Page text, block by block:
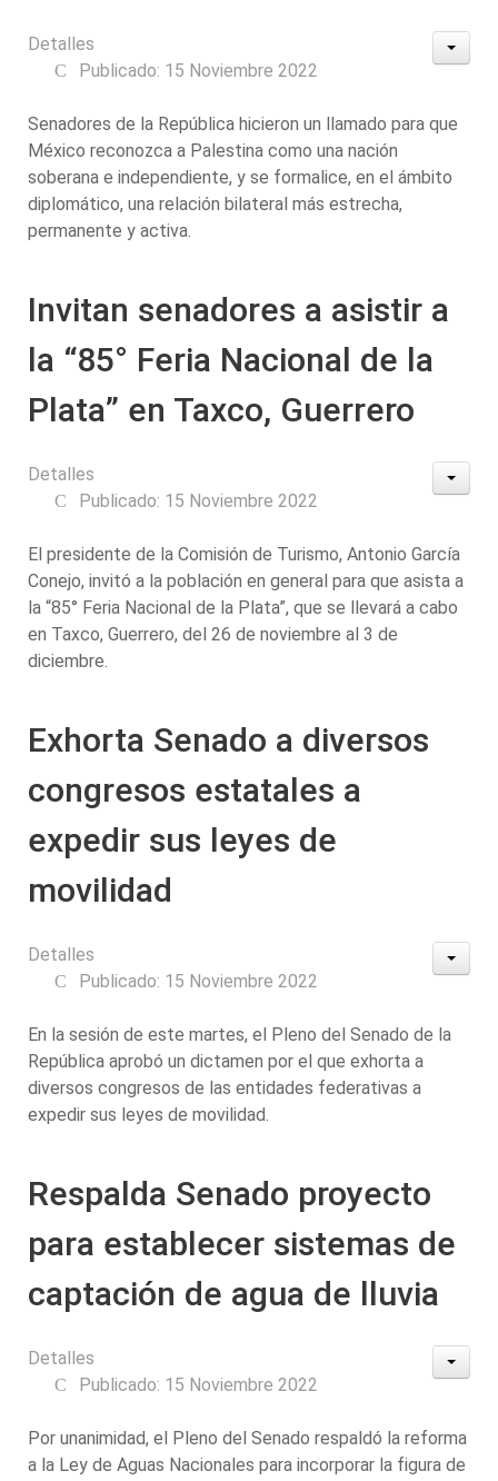
Detalles
Publicado: 15 Noviembre 2022
Senadores de la República hicieron un llamado para que
México reconozca a Palestina como una nación
soberana e independiente, y se formalice, en el ámbito
diplomático, una relación bilateral más estrecha,
permanente y activa.
Invitan senadores a asistir a
la “85° Feria Nacional de la
Plata” en Taxco, Guerrero
Detalles
Publicado: 15 Noviembre 2022
El presidente de la Comisión de Turismo, Antonio García
Conejo, invitó a la población en general para que asista a
la “85° Feria Nacional de la Plata”, que se llevará a cabo
en Taxco, Guerrero, del 26 de noviembre al 3 de
diciembre.
Exhorta Senado a diversos
congresos estatales a
expedir sus leyes de
movilidad
Detalles
Publicado: 15 Noviembre 2022
En la sesión de este martes, el Pleno del Senado de la
República aprobó un dictamen por el que exhorta a
diversos congresos de las entidades federativas a
expedir sus leyes de movilidad.
Respalda Senado proyecto
para establecer sistemas de
captación de agua de lluvia
Detalles
Publicado: 15 Noviembre 2022
Por unanimidad, el Pleno del Senado respaldó la reforma
a la Ley de Aguas Nacionales para incorporar la figura de